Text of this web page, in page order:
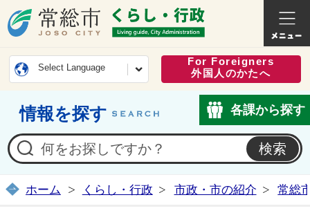
常総市公式ホームページ
くらし
Select Language
For Foreigners
外国人のかたへ
情報を探す 各課から探す
ホーム くらし・行政 市政・市の紹介 常総